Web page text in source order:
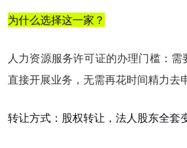
为什么选择这一家？
人力资源服务许可证的办理门槛：
直接开展业务，无需再花时间精力去
转让方式： 股权转让，法人股东全套